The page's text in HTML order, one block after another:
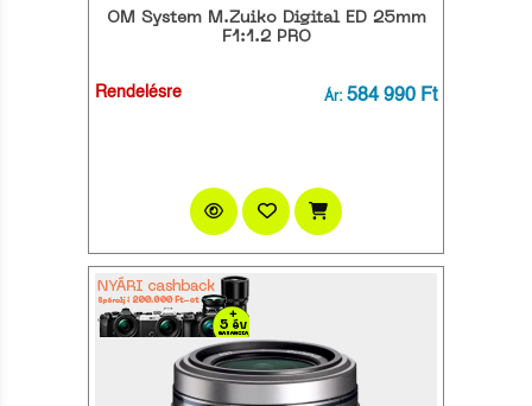
OM System M.Zuiko Digital ED 25mm
F1:1.2 PRO
Rendelésre Ár: 584 990 Ft